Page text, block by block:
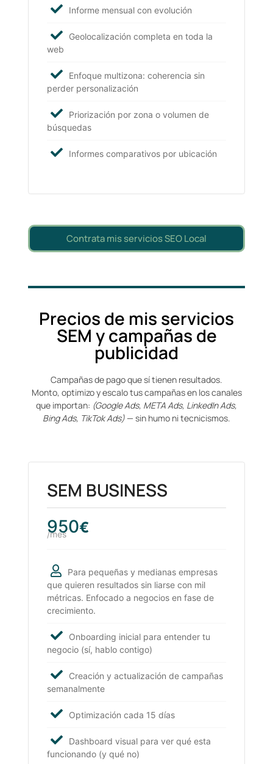
Informe mensual con evolución
Geolocalización completa en toda la
web
Enfoque multizona: coherencia sin
perder personalización
Priorización por zona o volumen de
búsquedas
Informes comparativos por ubicación
Contrata mis servicios SEO Local
Precios de mis servicios
SEM y campañas de
publicidad
Campañas de pago que sí tienen resultados.
Monto, optimizo y escalo tus campañas en los canales
que importan: (Google Ads, META Ads, LinkedIn Ads,
Bing Ads, TikTok Ads)— sin humo ni tecnicismos.
SEM BUSINESS
950€
/mes
Para pequeñas y medianas empresas
que quieren resultados sin liarse con mil
métricas. Enfocado a negocios en fase de
crecimiento.
Onboarding inicial para entender tu
negocio (sí, hablo contigo)
Creación y actualización de campañas
semanalmente
Optimización cada 15 días
Dashboard visual para ver qué esta
funcionando (y qué no)